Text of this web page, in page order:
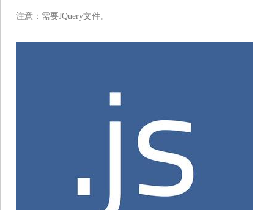
注意：需要JQuery文件。